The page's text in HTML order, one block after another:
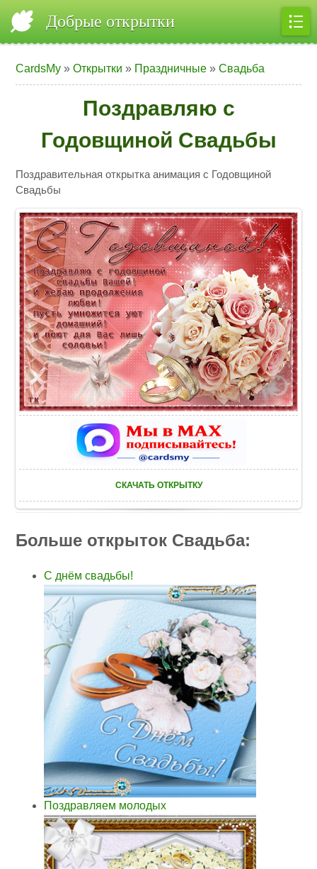
Добрые открытки
CardsMy »Открытки » Праздничные »Свадьба
Поздравляю с
Годовщиной Свадьбы
Поздравительная открытка анимация с Годовщиной
Свадьбы
СКАЧАТЬ ОТКРЫТКУ
Больше открыток Свадьба:
С днём свадьбы!
Поздравляем молодых